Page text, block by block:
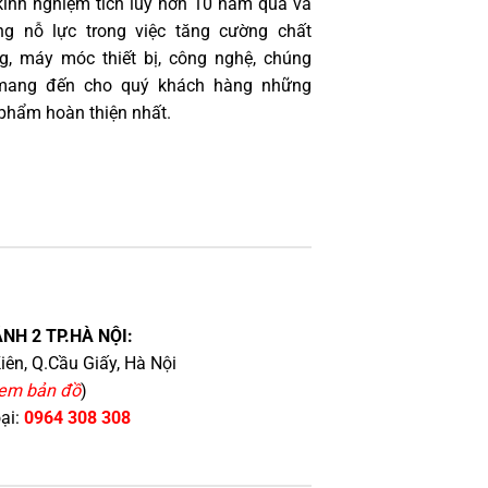
nỗ lực trong việc tăng cường chất
máy móc thiết bị, công nghệ, chúng
đến cho quý khách hàng những
hoàn thiện nhất.
2 TP.HÀ NỘI:
Q.Cầu Giấy, Hà Nội
bản đồ)
0964 308 308